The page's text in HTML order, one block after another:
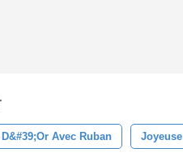
Avec Ruban